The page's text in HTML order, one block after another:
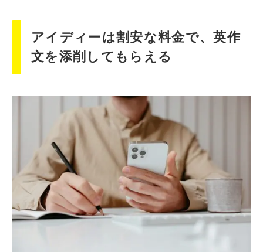
アイディーは割安な料金で、英作
文を添削してもらえる